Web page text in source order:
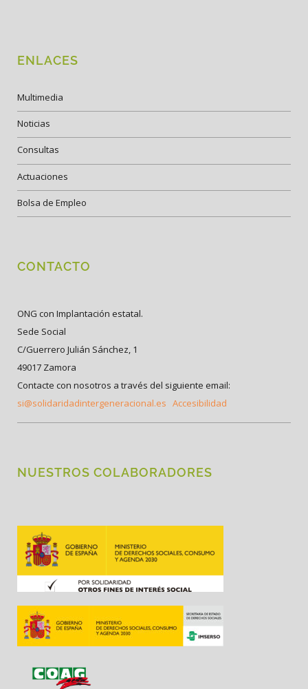
ENLACES
Multimedia
Noticias
Consultas
Actuaciones
Bolsa de Empleo
CONTACTO
ONG con Implantación estatal.
Sede Social
C/Guerrero Julián Sánchez, 1
49017 Zamora
Contacte con nosotros a través del siguiente email:
si@solidaridadintergeneracional.es Accesibilidad
NUESTROS COLABORADORES